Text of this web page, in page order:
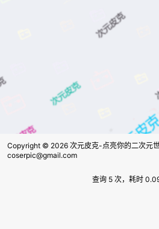
Copyright © 2026 次元皮克-点亮你的二次元世
coserpic@gmail.com
查询 5 次，耗时